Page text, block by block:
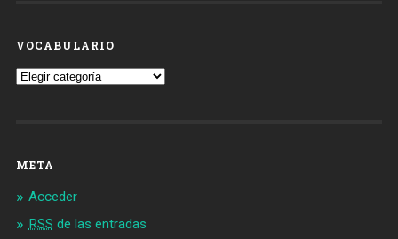
VOCABULARIO
Vocabulario
META
Acceder
RSS de las entradas